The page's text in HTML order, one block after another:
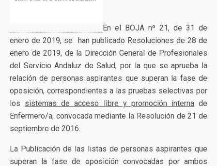
En el BOJA nº 21, de 31 de
enero de 2019, se han publicado Resoluciones de 28 de
enero de 2019, de la Dirección General de Profesionales
del Servicio Andaluz de Salud, por la que se aprueba la
relación de personas aspirantes que superan la fase de
oposición, correspondientes a las pruebas selectivas por
los sistemas de acceso libre y promoción internade
Enfermero/a, convocada mediante la Resolución de 21 de
septiembre de 2016.
La Publicación de las listas de personas aspirantes que
superan la fase de oposición convocadas por ambos